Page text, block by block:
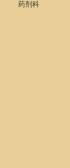
药剂科